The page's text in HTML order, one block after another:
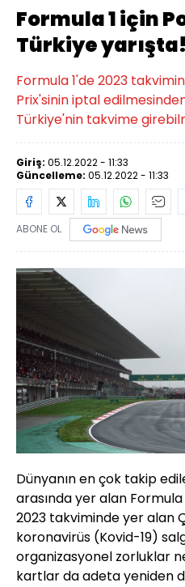
Formula 1 için
Türkiye yarışta!
Formula 1'de 2023
Prix'sinin iptal
Türkiye'nin takvime
Giriş: 05.12.2022 - 11:33
Güncelleme: 05.12.2022 - 11:33
ABONE OL
Dünyanın en çok takip
arasında yer alan Formula
2023 takviminde yer alan
koronavirüs (Kovid-19)
organizasyonel zorluklar
kartlar da adeta yeniden